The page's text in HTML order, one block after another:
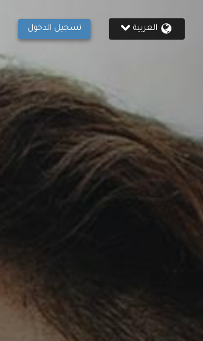
العربية تسجيل الدخول